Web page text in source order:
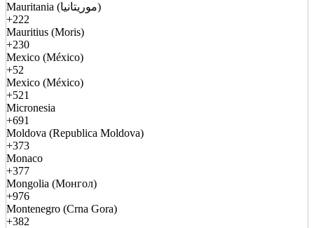
Mauritania (موريتانيا)
+222
Mauritius (Moris)
+230
Mexico (México)
+52
Mexico (México)
+521
Micronesia
+691
Moldova (Republica Moldova)
+373
Monaco
+377
Mongolia (Монгол)
+976
Montenegro (Crna Gora)
+382